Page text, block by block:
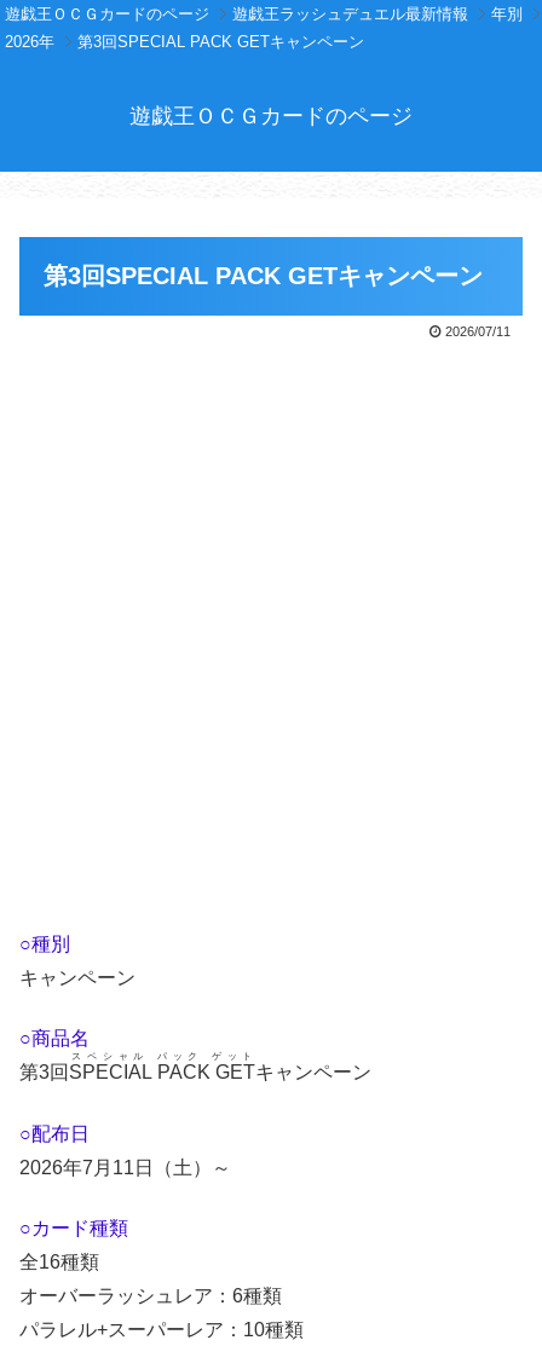
遊戯王ＯＣＧカードのページ 遊戯王ラッシュデュエル最新情報
年別
2026年
第3回SPECIAL PACK GETキャンペーン
遊戯王ＯＣＧカードのページ
第3回SPECIAL PACK GETキャンペーン
2026/07/11
○種別
キャンペーン
○商品名
第3回 SPECIAL PACK GET
スペシャル パック ゲット
キャンペーン
○配布日
2026年7月11日（土）～
○カード種類
全16種類
オーバーラッシュレア：6種類
パラレル+スーパーレア：10種類